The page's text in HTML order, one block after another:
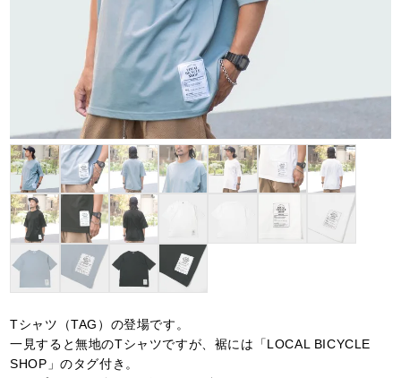
Tシャツ（TAG）の登場です。
一見すると無地のTシャツですが、裾には「LOCAL BICYCLE
SHOP」のタグ付き。